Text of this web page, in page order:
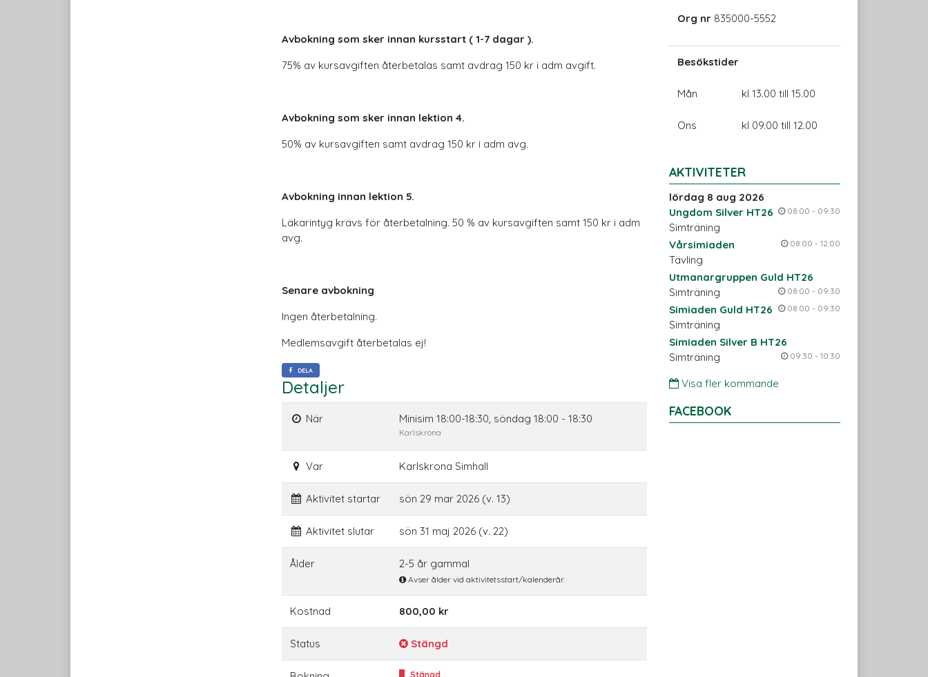
Avbokning som sker innan kursstart ( 1-7 dagar ).
75% av kursavgiften återbetalas samt avdrag 150 kr i adm avgift.
Avbokning som sker innan lektion 4.
50% av kursavgiften samt avdrag 150 kr i adm avg.
Avbokning innan lektion 5.
Läkarintyg krävs för återbetalning. 50 % av kursavgiften samt 150 kr i adm
avg.
Senare avbokning
Ingen återbetalning.
Medlemsavgift återbetalas ej!
DELA
Detaljer
När Minisim 18:00-18:30, söndag 18:00 - 18:30
Karlskrona
Var Karlskrona Simhall
Aktivitet startar sön 29 mar 2026 (v. 13)
Aktivitet slutar sön 31 maj 2026 (v. 22)
Ålder 2-5 år gammal
Avser ålder vid aktivitetsstart/kalenderår.
Kostnad 800,00 kr
Status Stängd
Stängd
Org nr 835000-5552
Besökstider
Mån kl 13.00 till 15.00
Ons kl 09.00 till 12.00
AKTIVITETER
lördag 8 aug 2026
Ungdom Silver HT26
08:00 - 09:30
Simträning
Vårsimiaden
08:00 - 12:00
Tävling
Utmanargruppen Guld HT26
08:00 - 09:30
Simträning
Simiaden Guld HT26
08:00 - 09:30
Simträning
Simiaden Silver B HT26
09:30 - 10:30
Simträning
Visa fler kommande
FACEBOOK